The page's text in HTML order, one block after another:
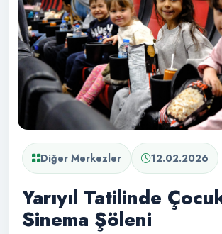
Diğer Merkezler 12.02.2026
Yarıyıl Tatilinde
Sinema Şöleni